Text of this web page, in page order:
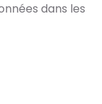
dans les